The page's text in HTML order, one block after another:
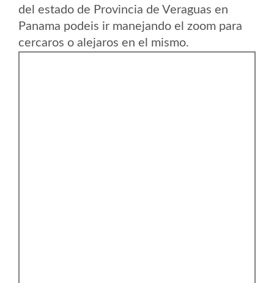
del estado de Provincia de Veraguas en
Panama podeis ir manejando el zoom para
cercaros o alejaros en el mismo.